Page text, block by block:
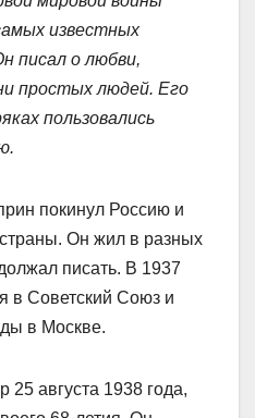
известных
писал о любви,
простых людей. Его
пользовались
покинул Россию и
Он жил в разных
писать. В 1937
в Советский Союз и
в Москве.
25 августа 1938 года,